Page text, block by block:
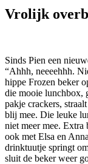
Vrolijk
Sinds Pien een
“Ahhh, neeeehhh.
hippe Frozen beker
die mooie lunchbox,
pakje crackers,
blij mee. Die leuke
niet meer mee.
ook met Elsa en
drinktuutje springt
sluit de beker weer